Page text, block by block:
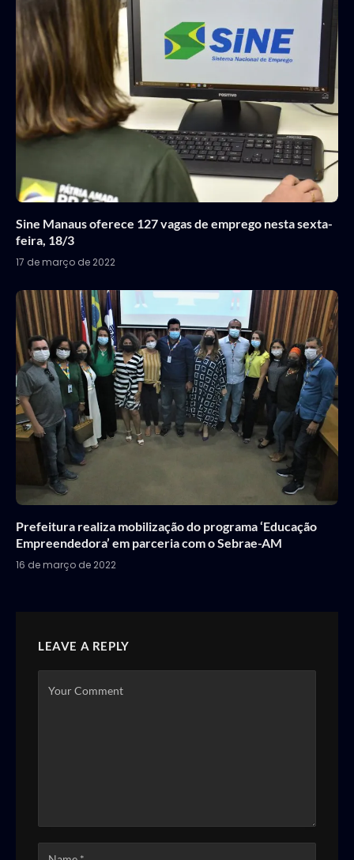
Sine Manaus oferece 127 vagas de emprego nesta sexta-
feira, 18/3
17 de março de 2022
Prefeitura realiza mobilização do programa ‘Educação
Empreendedora’ em parceria com o Sebrae-AM
16 de março de 2022
LEAVE A REPLY